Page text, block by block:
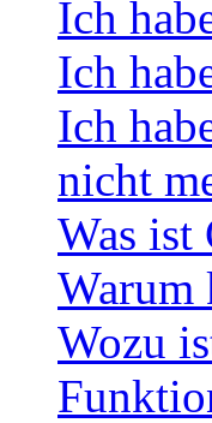
Ich
Ich
Ich
nicht
Was ist
Warum
Wozu